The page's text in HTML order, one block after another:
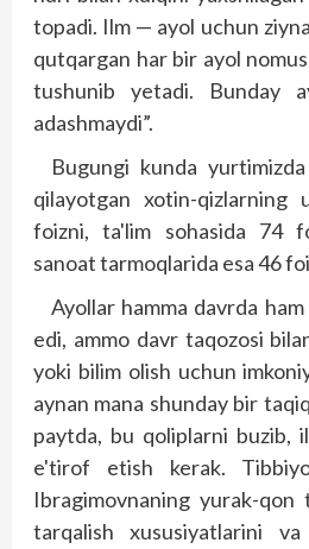
topadi. Ilm — ayol uchun
qutqargan har bir ayol
tushunib yetadi. Bunday
adashmaydi”.
Bugungi kunda
qilayotgan xotin-qizlarning
foizni, ta'lim sohasida 74
sanoat tarmoqlarida esa 46
Ayollar hamma davrda
edi, ammo davr taqozosi
yoki bilim olish uchun
aynan mana shunday bir
paytda, bu qoliplarni buzib,
e'tirof etish kerak.
Ibragimovnaning yurak-qon
tarqalish xususiyatlarini